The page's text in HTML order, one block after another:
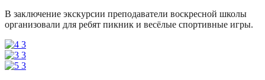
В заключение экскурсии преподаватели воскресной школы
организовали для ребят пикник и весёлые спортивные игры.